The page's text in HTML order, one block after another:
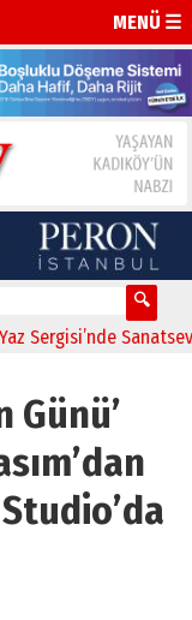
MENÜ ☰
Günü’